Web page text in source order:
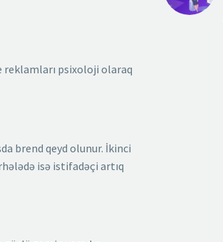
reklamları psixoloji olaraq
brend qeyd olunur. İkinci
isə istifadəçi artıq